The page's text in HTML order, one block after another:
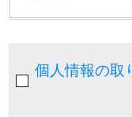
個人情報の取